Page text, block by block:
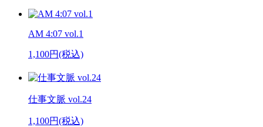
AM 4:07 vol.1
1,100円(税込)
仕事文脈 vol.24
1,100円(税込)